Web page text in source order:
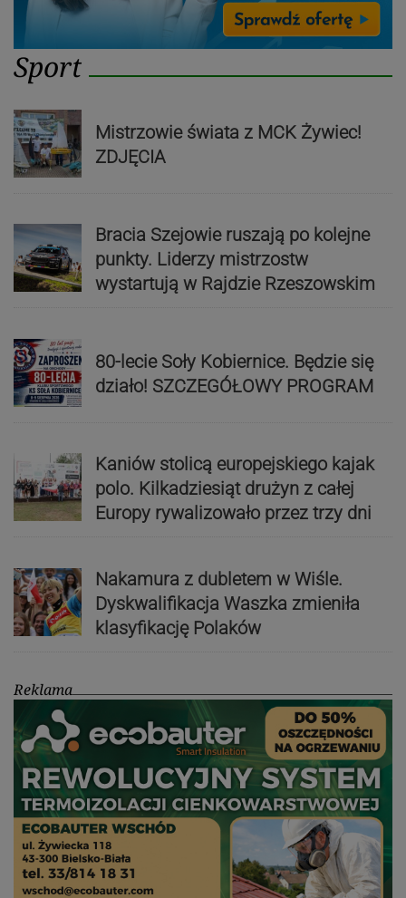
Sport
Mistrzowie świata z MCK Żywiec!
ZDJĘCIA
Bracia Szejowie ruszają po kolejne
punkty. Liderzy mistrzostw
wystartują w Rajdzie Rzeszowskim
80-lecie Soły Kobiernice. Będzie się
działo! SZCZEGÓŁOWY PROGRAM
Kaniów stolicą europejskiego kajak
polo. Kilkadziesiąt drużyn z całej
Europy rywalizowało przez trzy dni
Nakamura z dubletem w Wiśle.
Dyskwalifikacja Waszka zmieniła
klasyfikację Polaków
Reklama